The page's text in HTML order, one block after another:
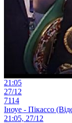
21:05
27/12
7114
Іноуе - Пікассо
21:05, 27/12